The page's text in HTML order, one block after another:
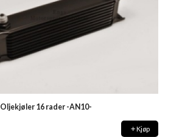
Oljekjøler 16 rader -AN10-
Kjøp